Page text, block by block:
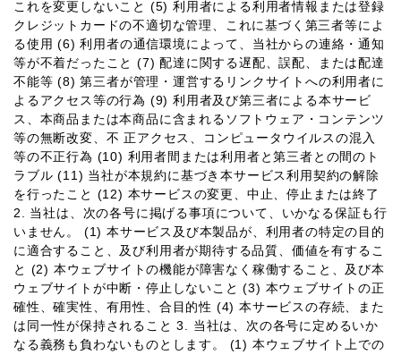
これを変更しないこと (5) 利⽤者による利⽤者情報または登録
クレジットカードの不適切な管理、これに基づく第三者等によ
る使⽤ (6) 利⽤者の通信環境によって、当社からの連絡・通知
等が不着だったこと (7) 配達に関する遅配、誤配、または配達
不能等 (8) 第三者が管理・運営するリンクサイトへの利⽤者に
よるアクセス等の⾏為 (9) 利⽤者及び第三者による本サービ
ス、本商品または本商品に含まれるソフトウェア・コンテンツ
等の無断改変、不 正アクセス、コンピュータウイルスの混⼊
等の不正⾏為 (10) 利⽤者間または利⽤者と第三者との間のト
ラブル (11) 当社が本規約に基づき本サービス利⽤契約の解除
を⾏ったこと (12) 本サービスの変更、中⽌、停⽌または終了
2. 当社は、次の各号に掲げる事項について、いかなる保証も⾏
いません。 (1) 本サービス及び本製品が、利⽤者の特定の⽬的
に適合すること、及び利⽤者が期待する品質、価値を有するこ
と (2) 本ウェブサイトの機能が障害なく稼働すること、及び本
ウェブサイトが中断・停⽌しないこと (3) 本ウェブサイトの正
確性、確実性、有⽤性、合⽬的性 (4) 本サービスの存続、また
は同⼀性が保持されること 3. 当社は、次の各号に定めるいか
なる義務も負わないものとします。 (1) 本ウェブサイト上での